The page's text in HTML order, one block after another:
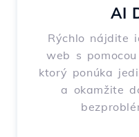
AI
Rýchlo nájdite
web s
ktorý ponúka
a okamžite